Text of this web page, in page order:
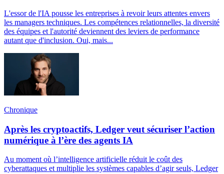
L'essor de l'IA pousse les entreprises à revoir leurs attentes envers
les managers techniques. Les compétences relationnelles, la diversité
des équipes et l'autorité deviennent des leviers de performance
autant que d'inclusion. Oui, mais...
Chronique
Après les cryptoactifs, Ledger veut sécuriser l’action
numérique à l’ère des agents IA
Au moment où l’intelligence artificielle réduit le coût des
cyberattaques et multiplie les systèmes capables d’agir seuls, Ledger